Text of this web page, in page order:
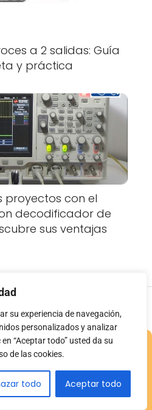
su experiencia de navegación,
personalizados y analizar
“Aceptar todo” usted da su
de las cookies.
todo Aceptar todo
a 2 salidas: Guía
y práctica
proyectos con el
decodificador de
sus ventajas
saber
de responsabilidad